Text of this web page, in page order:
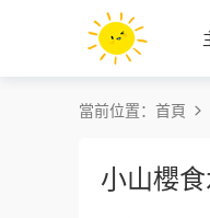
當前位置： 首頁
小山櫻